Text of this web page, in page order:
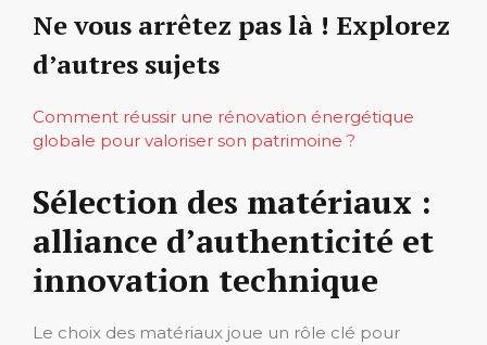
Ne vous arrêtez pas là ! Explorez
d’autres sujets
Comment réussir une rénovation énergétique
globale pour valoriser son patrimoine ?
Sélection des matériaux :
alliance d’authenticité et
innovation technique
Le choix des matériaux joue un rôle clé pour